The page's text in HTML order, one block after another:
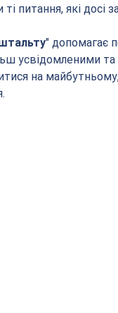
питання, які досі
" допомагає
усвідомленими
на